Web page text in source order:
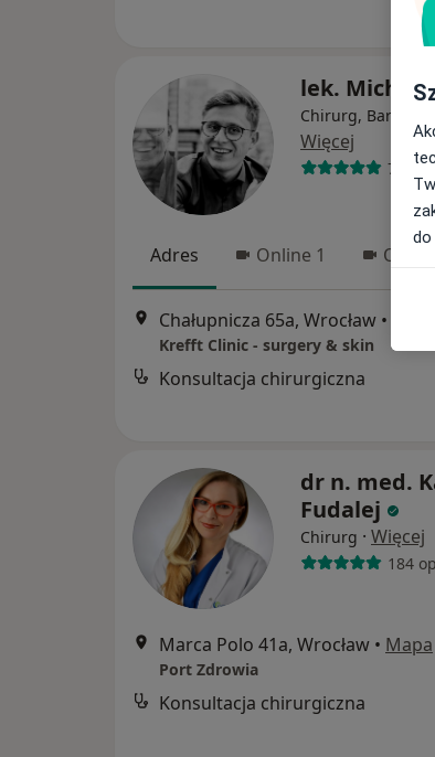
lek. Michał
Chirurg, Bariatra,
Więcej
79
Adres Online 1 Online
Chałupnicza 65a, Wrocław •
Krefft Clinic - surgery & skin
Konsultacja chirurgiczna
dr n. med.
Fudalej
Chirurg · Więcej
184
Marca Polo 41a, Wrocław • Mapa
Port Zdrowia
Konsultacja chirurgiczna
do